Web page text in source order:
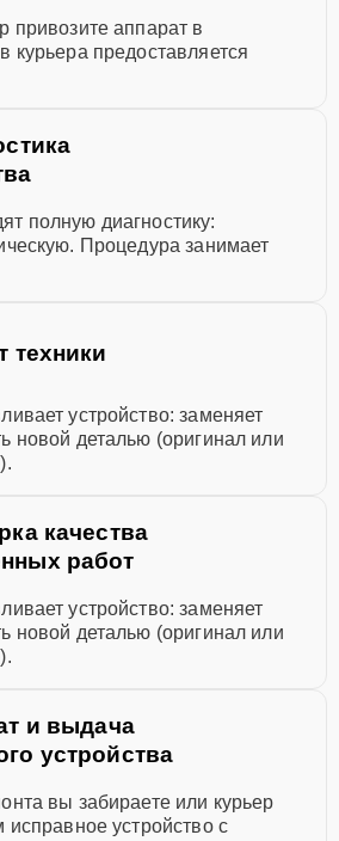
привозите аппарат в
курьера предоставляется
полную диагностику:
Процедура занимает
техники
устройство: заменяет
новой деталью (оригинал или
качества
работ
устройство: заменяет
новой деталью (оригинал или
и выдача
устройства
вы забираете или курьер
исправное устройство с